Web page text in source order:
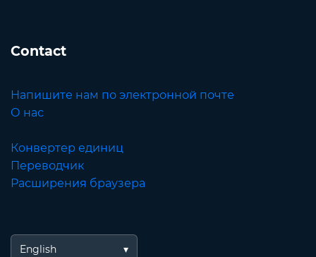
Contact
Напишите нам по электронной почте
О нас
Конвертер единиц
Переводчик
Расширения браузера
English